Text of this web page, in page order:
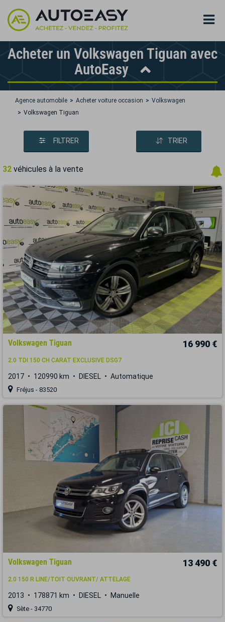
Acheter un Volkswagen Tiguan avec
AutoEasy
Agence automobile Acheter voiture occasion
Volkswagen
Volkswagen Tiguan
FILTRER TRIER
32 véhicules à la vente
Volkswagen Tiguan 16 990 €
2.0 TDI 150 CH CARAT EXCLUSIVE DSG7
2017 120990 km DIESEL Automatique
Fréjus - 83520
Volkswagen Tiguan 13 490 €
2.0 150 R LINE/TOIT OUVRANT/ ATTELAGE
2013 178871 km DIESEL Manuelle
Sète - 34770